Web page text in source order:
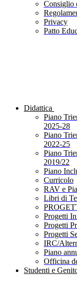
Consiglio
Privacy
Patto
Didattica
Piano
2025-28
Piano
2022-25
Piano
2019/22
Piano
Curricolo
RAV e
Libri di
Progetti
Progetti
Progetti
IRC/
Piano
Officina
Studenti e